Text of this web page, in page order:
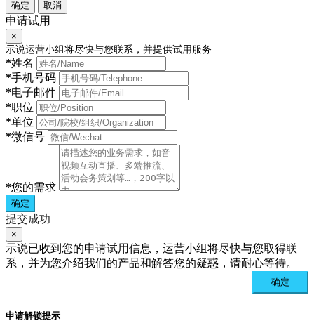
确定 取消
申请试用
×
示说运营小组将尽快与您联系，并提供试用服务
*姓名
*手机号码
*电子邮件
*职位
*单位
*微信号
*您的需求
确定
提交成功
×
示说已收到您的申请试用信息，运营小组将尽快与您取得联
系，并为您介绍我们的产品和解答您的疑惑，请耐心等待。
确定
申请解锁提示